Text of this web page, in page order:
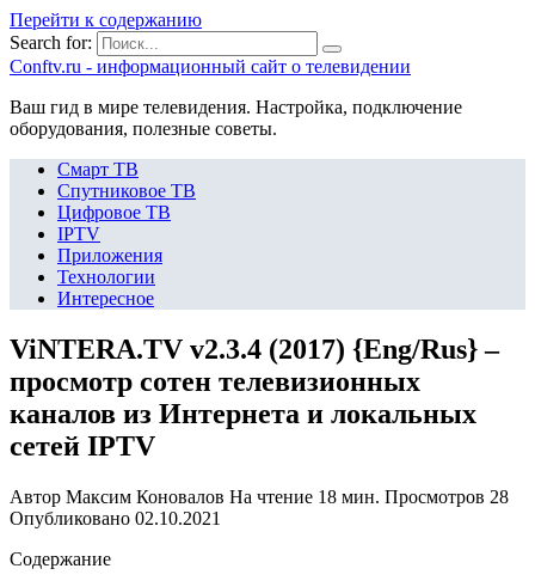
Перейти к содержанию
Search for:
Сonftv.ru - информационный сайт о телевидении
Ваш гид в мире телевидения. Настройка, подключение
оборудования, полезные советы.
Смарт ТВ
Спутниковое ТВ
Цифровое ТВ
IPTV
Приложения
Технологии
Интересное
ViNTERA.TV v2.3.4 (2017) {Eng/Rus} –
просмотр сотен телевизионных
каналов из Интернета и локальных
сетей IPTV
Автор Максим Коновалов На чтение 18 мин. Просмотров 28
Опубликовано 02.10.2021
Содержание